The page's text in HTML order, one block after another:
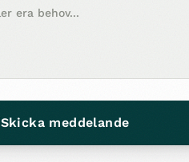
Skicka meddelande